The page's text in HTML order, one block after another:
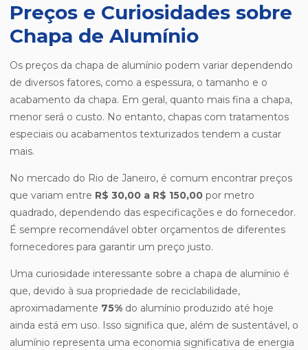
Preços e Curiosidades sobre
Chapa de Alumínio
Os preços da chapa de alumínio podem variar dependendo
de diversos fatores, como a espessura, o tamanho e o
acabamento da chapa. Em geral, quanto mais fina a chapa,
menor será o custo. No entanto, chapas com tratamentos
especiais ou acabamentos texturizados tendem a custar
mais.
No mercado do Rio de Janeiro, é comum encontrar preços
que variam entre R$ 30,00 a R$ 150,00 por metro
quadrado, dependendo das especificações e do fornecedor.
É sempre recomendável obter orçamentos de diferentes
fornecedores para garantir um preço justo.
Uma curiosidade interessante sobre a chapa de alumínio é
que, devido à sua propriedade de reciclabilidade,
aproximadamente 75% do alumínio produzido até hoje
ainda está em uso. Isso significa que, além de sustentável, o
alumínio representa uma economia significativa de energia